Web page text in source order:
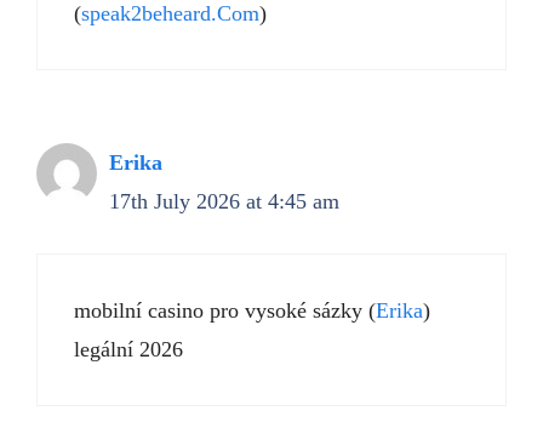
(speak2beheard.Com)
Erika
17th July 2026 at 4:45 am
mobilní casino pro vysoké sázky (Erika)
legální 2026